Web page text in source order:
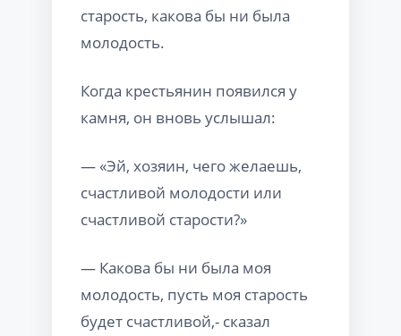
старость, какова бы ни была
молодость.
Когда крестьянин появился у
камня, он вновь услышал:
— «Эй, хозяин, чего желаешь,
счастливой молодости или
счастливой старости?»
— Какова бы ни была моя
молодость, пусть моя старость
будет счастливой,- сказал